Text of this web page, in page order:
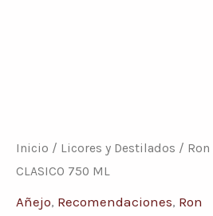
Inicio / Licores y Destilados / Ron
CLASICO 750 ML
Añejo, Recomendaciones, Ron
CLASICO
750
ML